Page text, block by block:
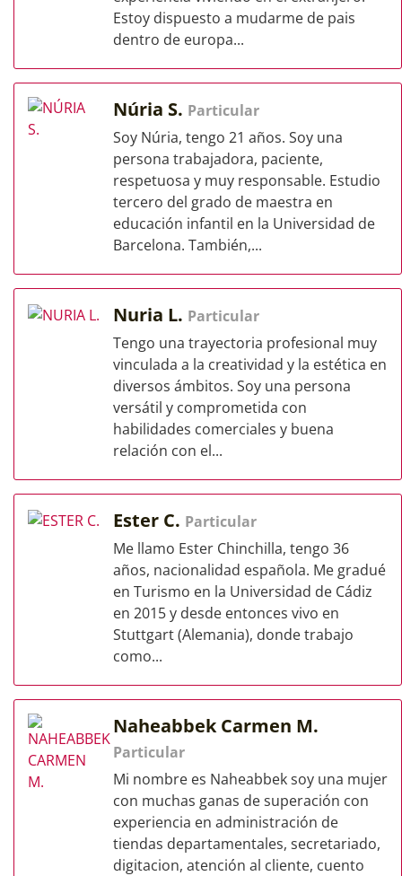
Estoy dispuesto a mudarme de pais
dentro de europa...
Núria S. Particular
Soy Núria, tengo 21 años. Soy una
persona trabajadora, paciente,
respetuosa y muy responsable. Estudio
tercero del grado de maestra en
educación infantil en la Universidad de
Barcelona. También,...
Nuria L. Particular
Tengo una trayectoria profesional muy
vinculada a la creatividad y la estética en
diversos ámbitos. Soy una persona
versátil y comprometida con
habilidades comerciales y buena
relación con el...
Ester C. Particular
Me llamo Ester Chinchilla, tengo 36
años, nacionalidad española. Me gradué
en Turismo en la Universidad de Cádiz
en 2015 y desde entonces vivo en
Stuttgart (Alemania), donde trabajo
como...
Naheabbek Carmen M.
Particular
Mi nombre es Naheabbek soy una mujer
con muchas ganas de superación con
experiencia en administración de
tiendas departamentales, secretariado,
digitacion, atención al cliente, cuento